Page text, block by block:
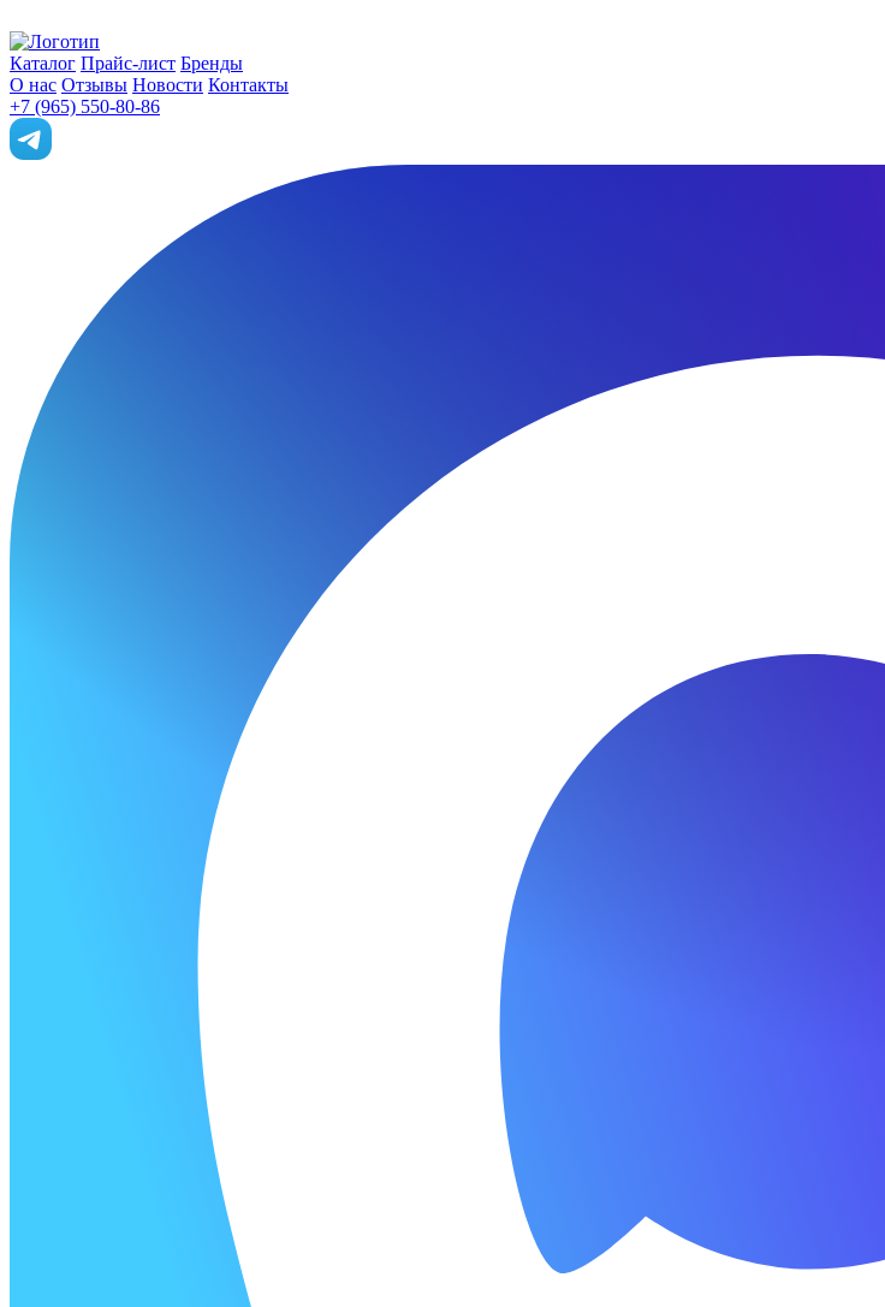
Каталог Прайс-лист Бренды
О нас Отзывы Новости Контакты
+7 (965) 550-80-86